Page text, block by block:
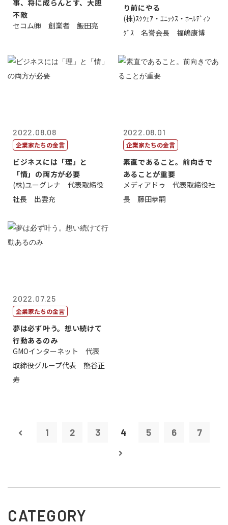
事、将に成らんとす、大胆
不敵
セコム㈱ 創業者 飯田亮
り前にやる
(株)ｽｸｳｪｱ・ｴﾆｯｸｽ・ﾎｰﾙﾃﾞｨﾝ
ｸﾞｽ 名誉会長 福嶋康博
2022.08.08
企業家たちの金言
ビジネスには「理」と
「情」の両方が必要
(株)ユーグレナ 代表取締役
社長 出雲充
2022.08.01
企業家たちの金言
素直であること。前向きで
あることが重要
メディアドゥ 代表取締役社
長 藤田恭嗣
2022.07.25
企業家たちの金言
夢は必ず叶う。想い続けて
行動あるのみ
GMOインターネット 代表
取締役グループ代表 熊谷正
寿
1 2 3 4 5 6 7
CATEGORY